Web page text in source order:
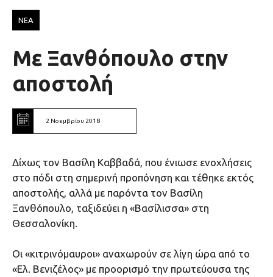
ΝΕΑ
Με Ξανθόπουλο στην
αποστολή
2 Νοεμβρίου 2018
Δίχως τον Βασίλη Καββαδά, που ένιωσε ενοχλήσεις
στο πόδι στη σημερινή προπόνηση και τέθηκε εκτός
αποστολής, αλλά με παρόντα τον Βασίλη
Ξανθόπουλο, ταξιδεύει η «Βασίλισσα» στη
Θεσσαλονίκη.
Οι «κιτρινόμαυροι» αναχωρούν σε λίγη ώρα από το
«Ελ. Βενιζέλος» με προορισμό την πρωτεύουσα της